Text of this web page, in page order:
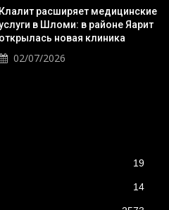
Клалит расширяет медицинские
в Шломи: в районе Яарит
открылась новая клиника
02/07/2026
19
14